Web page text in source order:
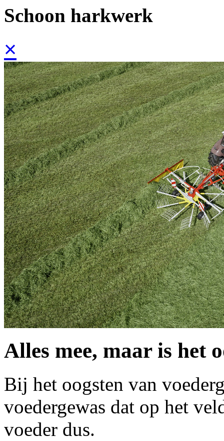
Schoon harkwerk
×
Alles mee, maar is het
Bij het oogsten van
voedergewas dat op het
voeder dus.